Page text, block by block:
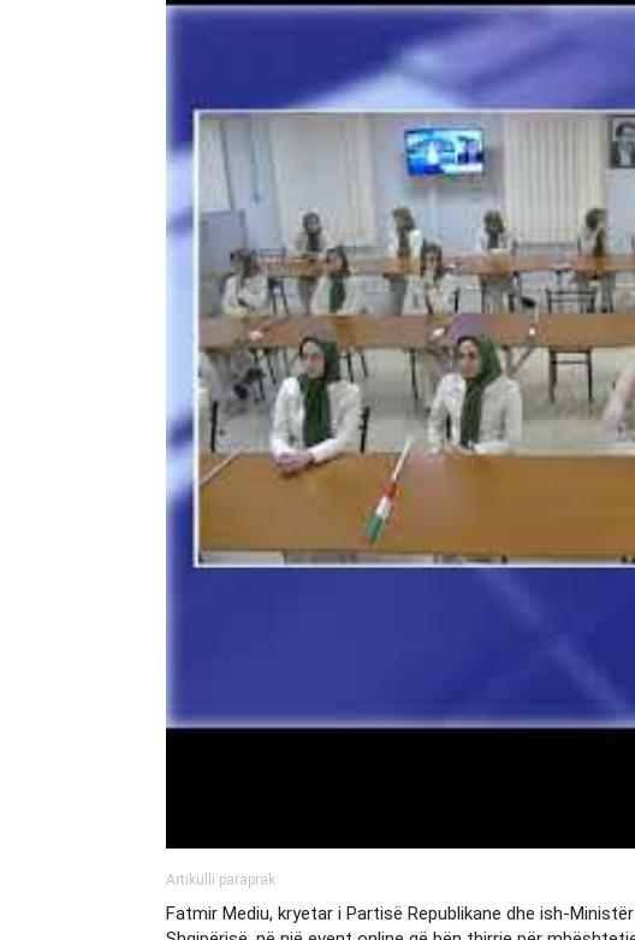
Artikulli paraprak
Fatmir Mediu, kryetar i Partisë Republikane dhe ish-